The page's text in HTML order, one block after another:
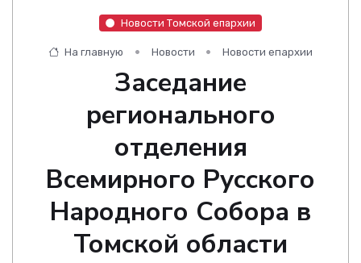
Новости Томской епархии
На главную Новости Новости епархии
Заседание
регионального
отделения
Всемирного Русского
Народного Собора в
Томской области